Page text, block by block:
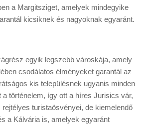
a Margitsziget, amelyek mindegyike
kicsiknek és nagyoknak egyaránt.
egyik legszebb városkája, amely
csodálatos élményeket garantál az
kis településnek ugyanis minden
a történelem, így ott a híres Jurisics vár,
turistaösvényei, de kiemelendő
a Kálvária is, amelyek egyaránt